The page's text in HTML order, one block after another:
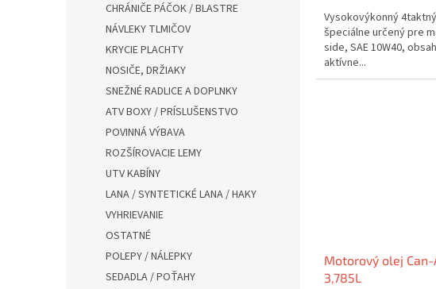
CHRÁNIČE PÁČOK / BLASTRE
NÁVLEKY TLMIČOV
KRYCIE PLACHTY
NOSIČE, DRŽIAKY
SNEŽNÉ RADLICE A DOPLNKY
ATV BOXY / PRÍSLUŠENSTVO
POVINNÁ VÝBAVA
ROZŠÍROVACIE LEMY
UTV KABÍNY
LANA / SYNTETICKÉ LANA / HAKY
VYHRIEVANIE
OSTATNÉ
POLEPY / NÁLEPKY
SEDADLA / POŤAHY
Vysokovýkonný
špeciálne určený pre
side, SAE 10W40,
aktívne...
Motorový olej Can-
3,785L